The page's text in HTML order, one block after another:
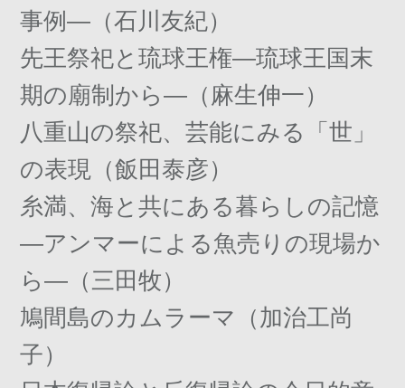
事例―（石川友紀）
先王祭祀と琉球王権―琉球王国末
期の廟制から―（麻生伸一）
八重山の祭祀、芸能にみる「世」
の表現（飯田泰彦）
糸満、海と共にある暮らしの記憶
―アンマーによる魚売りの現場か
ら―（三田牧）
鳩間島のカムラーマ（加治工尚
子）